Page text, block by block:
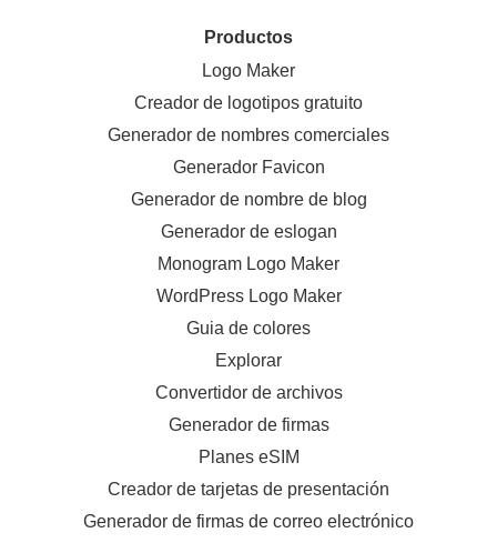
Productos
Logo Maker
Creador de logotipos gratuito
Generador de nombres comerciales
Generador Favicon
Generador de nombre de blog
Generador de eslogan
Monogram Logo Maker
WordPress Logo Maker
Guia de colores
Explorar
Convertidor de archivos
Generador de firmas
Planes eSIM
Creador de tarjetas de presentación
Generador de firmas de correo electrónico